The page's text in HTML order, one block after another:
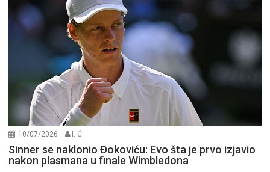
10/07/2026 I. Ć.
Sinner se naklonio Đokoviću: Evo šta je prvo izjavio
nakon plasmana u finale Wimbledona